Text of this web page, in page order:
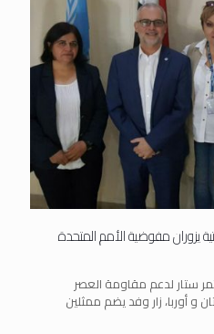
يزوران مفوضية الأمم المتحدة
ستار لدعم مقاومة العصر
و أوربا، زار وفد يضم ممثلين